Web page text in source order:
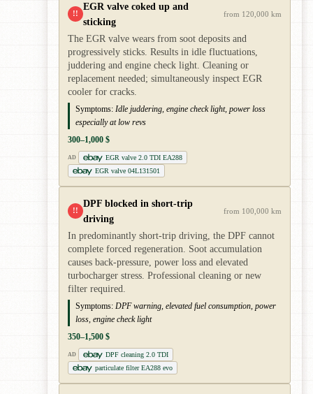
!!
EGR valve coked up and
sticking
from 120,000 km
The EGR valve wears from soot deposits and
progressively sticks. Results in idle fluctuations,
juddering and engine check light. Cleaning or
replacement needed; simultaneously inspect EGR
cooler for cracks.
Symptoms: Idle juddering, engine check light, power loss
especially at low revs
300–1,000 $
AD
EGR valve 2.0 TDI EA288
EGR valve 04L131501
!!
DPF blocked in short-trip
driving
from 100,000 km
In predominantly short-trip driving, the DPF cannot
complete forced regeneration. Soot accumulation
causes back-pressure, power loss and elevated
turbocharger stress. Professional cleaning or new
filter required.
Symptoms: DPF warning, elevated fuel consumption, power
loss, engine check light
350–1,500 $
AD
DPF cleaning 2.0 TDI
particulate filter EA288 evo